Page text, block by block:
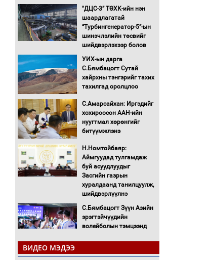
"ДЦС-3” ТӨХК-ийн нэн
шаардлагатай
“Турбингенератор-5”-ын
шинэчлэлийн төсвийг
шийдвэрлэхээр болов
УИХ-ын дарга
С.Бямбацогт Сутай
хайрхны тэнгэрийг тахих
тахилгад оролцлоо
С.Амарсайхан: Иргэдийг
хохироосон ААН-ийн
нуугтмал хөрөнгийг
битүүмжлэнэ
Н.Номтойбаяр:
Аймгуудад тулгамдаж
буй асуудлуудыг
Засгийн газрын
хуралдаанд танилцуулж,
шийдвэрлүүлнэ
С.Бямбацогт Зүүн Азийн
эрэгтэйчүүдийн
волейболын тэмцээнд
хүслээ
ВИДЕО МЭДЭЭ